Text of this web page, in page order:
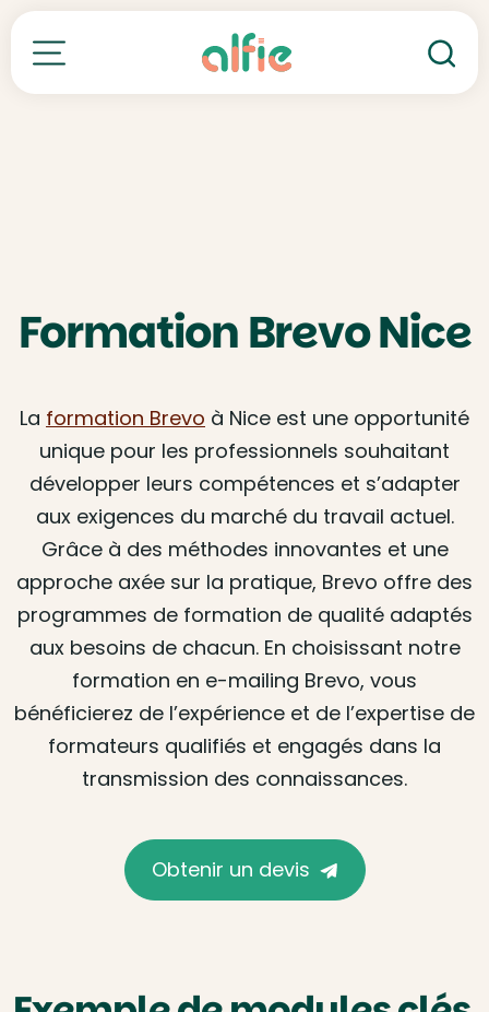
Toutes nos formations
Formation Brevo Nice
La formation Brevo à Nice est une opportunité
unique pour les professionnels souhaitant
développer leurs compétences et s’adapter
aux exigences du marché du travail actuel.
Grâce à des méthodes innovantes et une
approche axée sur la pratique, Brevo offre des
programmes de formation de qualité adaptés
aux besoins de chacun. En choisissant notre
formation en e-mailing Brevo, vous
bénéficierez de l’expérience et de l’expertise de
formateurs qualifiés et engagés dans la
transmission des connaissances.
Obtenir un devis